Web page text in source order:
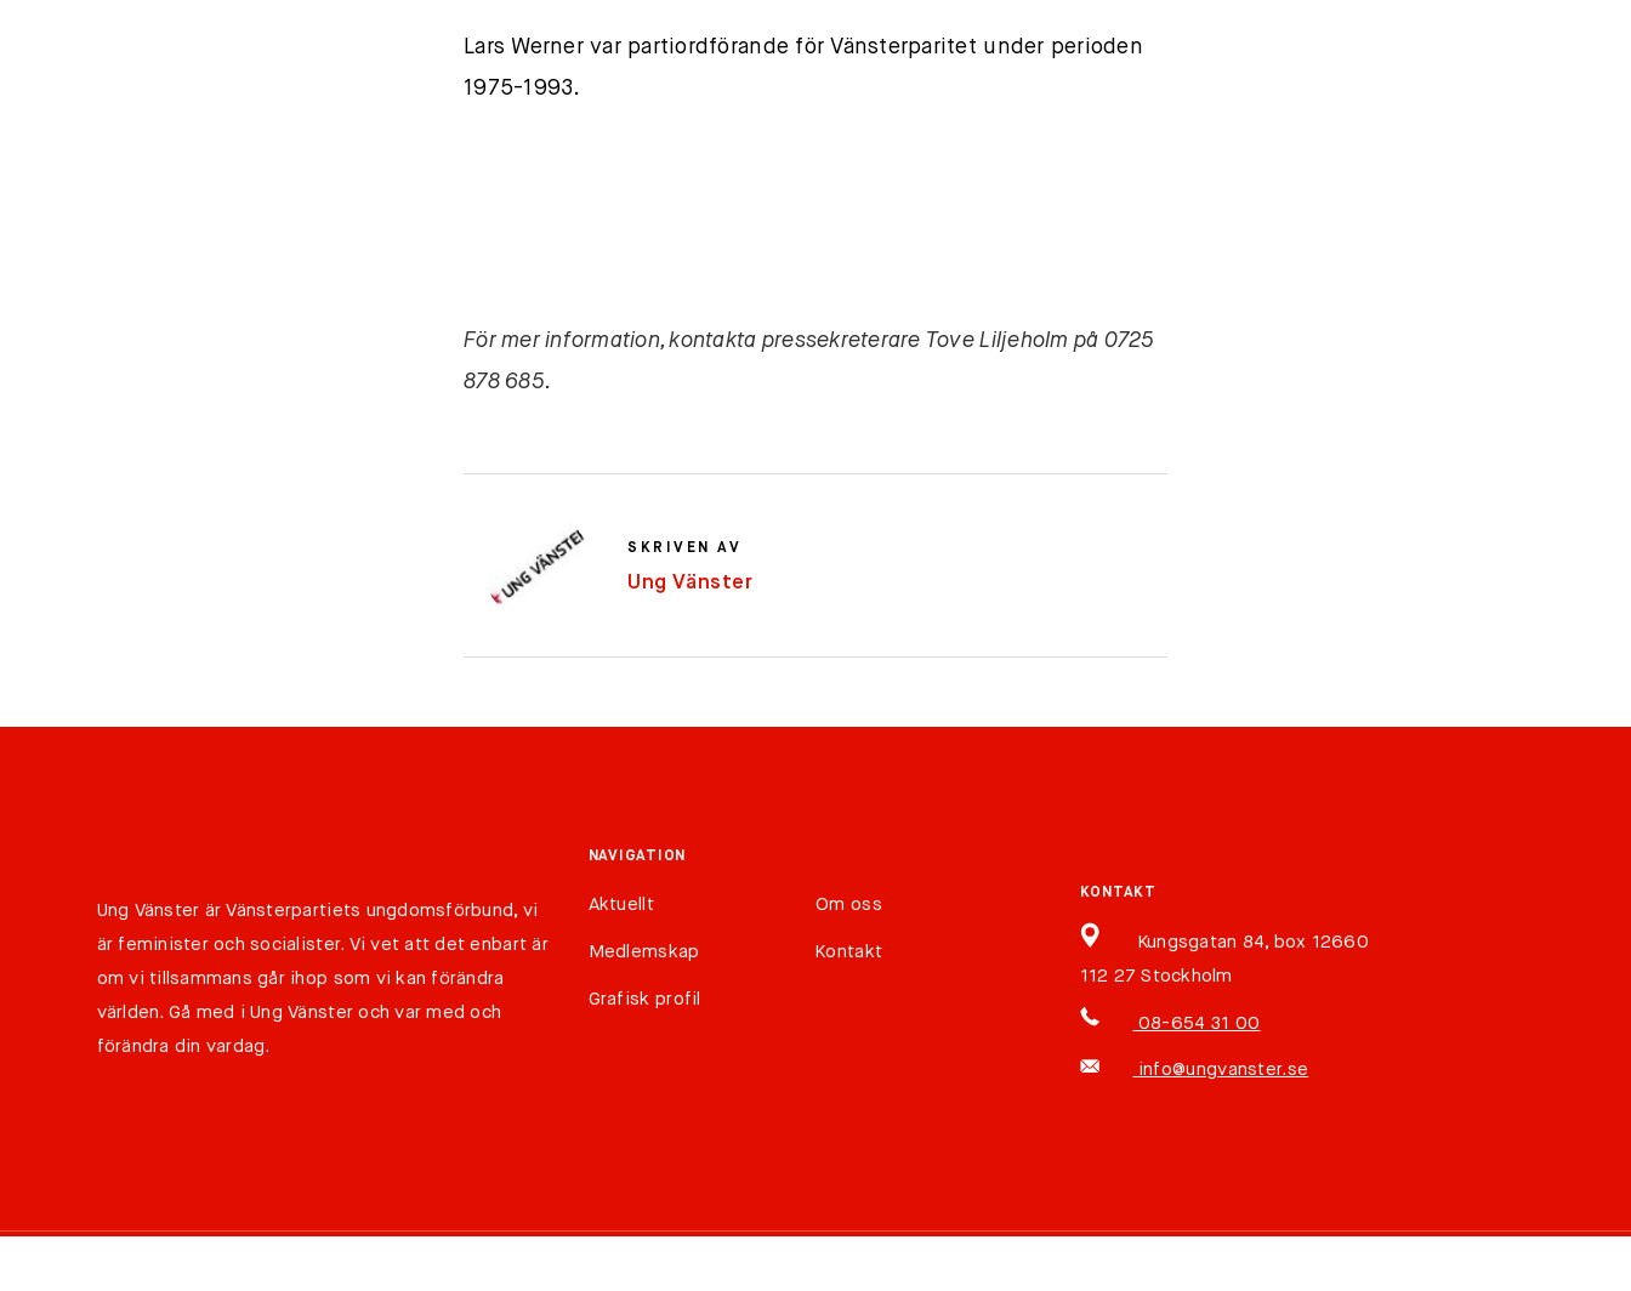
Lars Werner var partiordförande för Vänsterparitet under perioden
1975-1993.
För mer information, kontakta pressekreterare Tove Liljeholm på 0725
878 685.
SKRIVEN AV
Ung Vänster
Ung Vänster är Vänsterpartiets ungdomsförbund, vi
är feminister och socialister. Vi vet att det enbart är
om vi tillsammans går ihop som vi kan förändra
världen. Gå med i Ung Vänster och var med och
förändra din vardag.
NAVIGATION
Aktuellt Om oss
Medlemskap Kontakt
Grafisk profil
KONTAKT
Kungsgatan 84, box 12660
112 27 Stockholm
08-654 31 00
info@ungvanster.se